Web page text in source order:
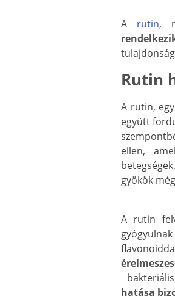
A rutin,
Rutin
A rutin,
együtt
ellen,
gyökök
A rutin
hatása